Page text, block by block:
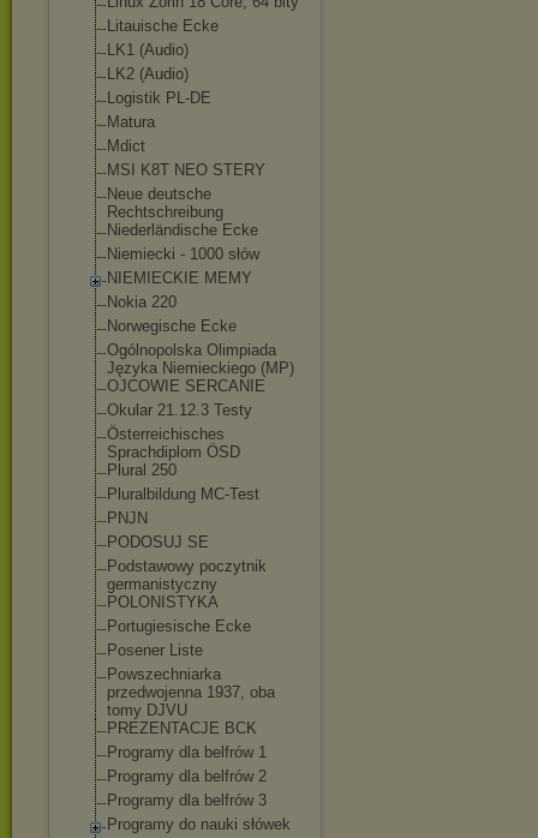
Litauische Ecke
LK1 (Audio)
LK2 (Audio)
Logistik PL-DE
Matura
Mdict
MSI K8T NEO STERY
Neue deutsche
Rechtschreibung
Niederländische Ecke
Niemiecki - 1000 słów
NIEMIECKIE MEMY
Nokia 220
Norwegische Ecke
Ogólnopolska Olimpiada
Języka Niemieckiego (MP)
OJCOWIE SERCANIE
Okular 21.12.3 Testy
Österreichisches
Sprachdiplom ÖSD
Plural 250
Pluralbildung MC-Test
PNJN
PODOSUJ SE
Podstawowy poczytnik
germanistyczny
POLONISTYKA
Portugiesische Ecke
Posener Liste
Powszechniarka
przedwojenna 1937, oba
tomy DJVU
PREZENTACJE BCK
Programy dla belfrów 1
Programy dla belfrów 2
Programy dla belfrów 3
Programy do nauki słówek